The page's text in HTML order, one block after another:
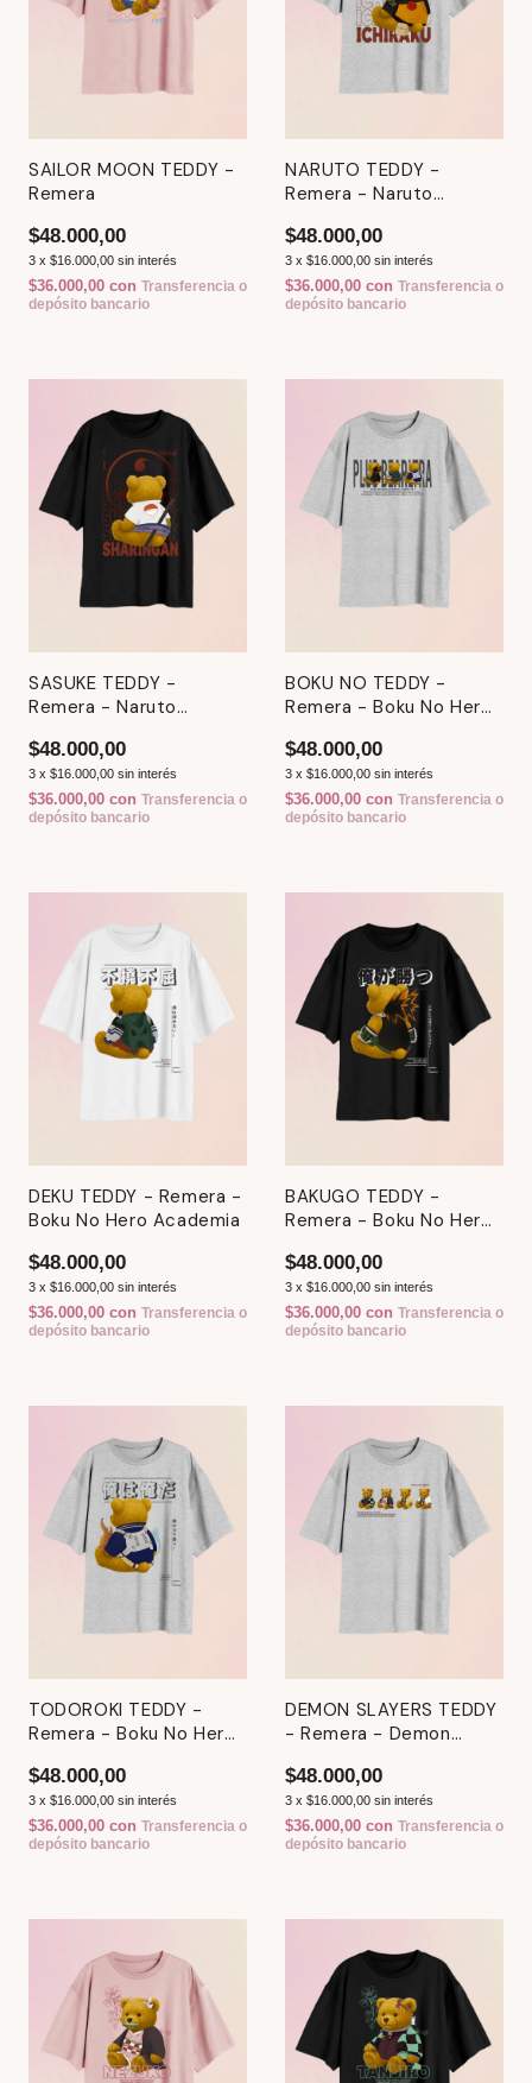
SAILOR MOON TEDDY -
Remera
$48.000,00
3 x $16.000,00 sin interés
$36.000,00 con Transferencia o
depósito bancario
NARUTO TEDDY -
Remera - Naruto
$48.000,00
3 x $16.000,00 sin interés
$36.000,00 con Transferencia o
depósito bancario
SASUKE TEDDY -
Remera - Naruto
$48.000,00
3 x $16.000,00 sin interés
$36.000,00 con Transferencia o
depósito bancario
BOKU NO TEDDY -
Remera - Boku No Hero
$48.000,00
3 x $16.000,00 sin interés
$36.000,00 con Transferencia o
depósito bancario
DEKU TEDDY - Remera -
Boku No Hero Academia
$48.000,00
3 x $16.000,00 sin interés
$36.000,00 con Transferencia o
depósito bancario
BAKUGO TEDDY -
Remera - Boku No Hero
$48.000,00
3 x $16.000,00 sin interés
$36.000,00 con Transferencia o
depósito bancario
TODOROKI TEDDY -
Remera - Boku No Hero
$48.000,00
3 x $16.000,00 sin interés
$36.000,00 con Transferencia o
depósito bancario
DEMON SLAYERS TEDDY
- Remera - Demon
$48.000,00
3 x $16.000,00 sin interés
$36.000,00 con Transferencia o
depósito bancario